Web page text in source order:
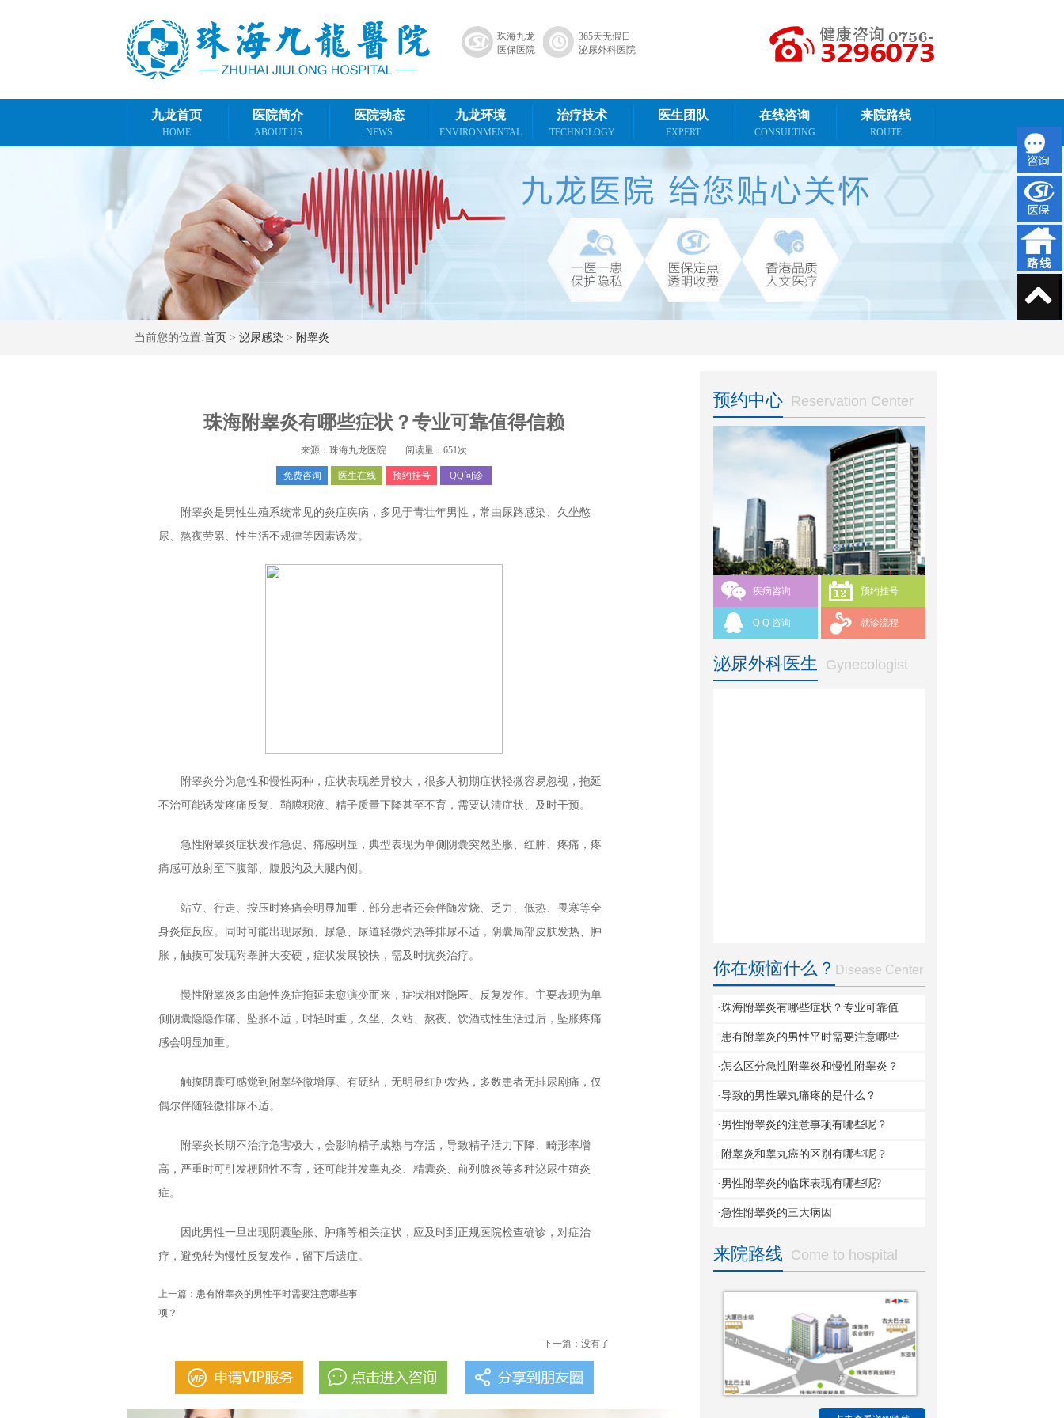
珠海九龙
医保医院
365天无假日
泌尿外科医院
九龙首页
HOME
医院简介
ABOUT US
医院动态
NEWS
九龙环境
ENVIRONMENTAL
治疗技术
TECHNOLOGY
医生团队
EXPERT
在线咨询
CONSULTING
来院路线
ROUTE
当前您的位置:首页 > 泌尿感染 > 附睾炎
珠海附睾炎有哪些症状？专业可靠值得信赖
来源：珠海九龙医院 阅读量： 651次
免费咨询 医生在线 预约挂号 QQ问诊
附睾炎是男性生殖系统常见的炎症疾病，多见于青壮年男性，常由尿路感染、久坐憋
尿、熬夜劳累、性生活不规律等因素诱发。
附睾炎分为急性和慢性两种，症状表现差异较大，很多人初期症状轻微容易忽视，拖延
不治可能诱发疼痛反复、鞘膜积液、精子质量下降甚至不育，需要认清症状、及时干预。
急性附睾炎症状发作急促、痛感明显，典型表现为单侧阴囊突然坠胀、红肿、疼痛，疼
痛感可放射至下腹部、腹股沟及大腿内侧。
站立、行走、按压时疼痛会明显加重，部分患者还会伴随发烧、乏力、低热、畏寒等全
身炎症反应。同时可能出现尿频、尿急、尿道轻微灼热等排尿不适，阴囊局部皮肤发热、肿
胀，触摸可发现附睾肿大变硬，症状发展较快，需及时抗炎治疗。
慢性附睾炎多由急性炎症拖延未愈演变而来，症状相对隐匿、反复发作。主要表现为单
侧阴囊隐隐作痛、坠胀不适，时轻时重，久坐、久站、熬夜、饮酒或性生活过后，坠胀疼痛
感会明显加重。
触摸阴囊可感觉到附睾轻微增厚、有硬结，无明显红肿发热，多数患者无排尿剧痛，仅
偶尔伴随轻微排尿不适。
附睾炎长期不治疗危害极大，会影响精子成熟与存活，导致精子活力下降、畸形率增
高，严重时可引发梗阻性不育，还可能并发睾丸炎、精囊炎、前列腺炎等多种泌尿生殖炎
症。
因此男性一旦出现阴囊坠胀、肿痛等相关症状，应及时到正规医院检查确诊，对症治
疗，避免转为慢性反复发作，留下后遗症。
上一篇： 患有附睾炎的男性平时需要注意哪些事
项？
下一篇：没有了
预约中心 Reservation Center
疾病咨询 预约挂号
Q Q 咨询 就诊流程
泌尿外科医生 Gynecologist
你在烦恼什么？ Disease Center
·珠海附睾炎有哪些症状？专业可靠值
·患有附睾炎的男性平时需要注意哪些
·怎么区分急性附睾炎和慢性附睾炎？
·导致的男性睾丸痛疼的是什么？
·男性附睾炎的注意事项有哪些呢？
·附睾炎和睾丸癌的区别有哪些呢？
·男性附睾炎的临床表现有哪些呢?
·急性附睾炎的三大病因
来院路线 Come to hospital